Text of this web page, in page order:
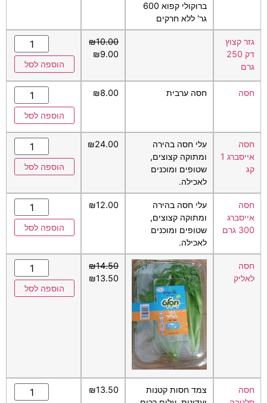
ברוקולי קפוא 600
גר' ללא חרקים
גזר קצוץ
דק 250
גרם
₪10.00
₪9.00
הוספה לסל
חסה חסה ערבית ₪8.00
הוספה לסל
חסה
אייסברג 1
קג
עלי חסה בהירה
ומתוקה קצוצים,
שטופים ומוכנים
לאכילה.
₪24.00
הוספה לסל
חסה
אייסברג
300 גרם
עלי חסה בהירה
ומתוקה קצוצים,
שטופים ומוכנים
לאכילה.
₪12.00
הוספה לסל
חסה
לאליק
₪14.50
₪13.50
הוספה לסל
חסה
צמד חסות קטנות
₪13.50